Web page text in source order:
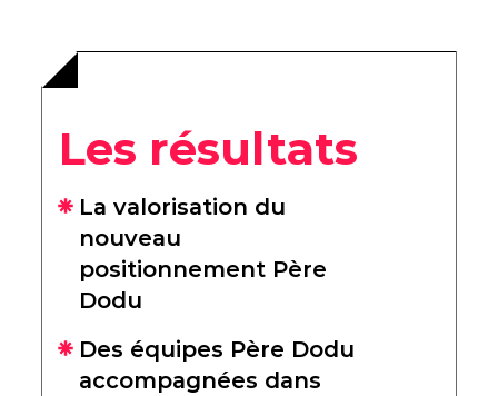
Les résultats
La valorisation du
nouveau
positionnement Père
Dodu
Des équipes Père Dodu
accompagnées dans